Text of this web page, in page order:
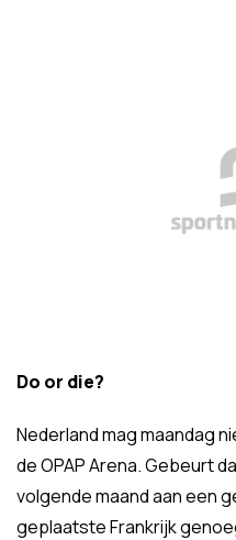
Do or die?
Nederland mag maandag
de OPAP Arena. Gebeurt
volgende maand aan een
geplaatste Frankrijk